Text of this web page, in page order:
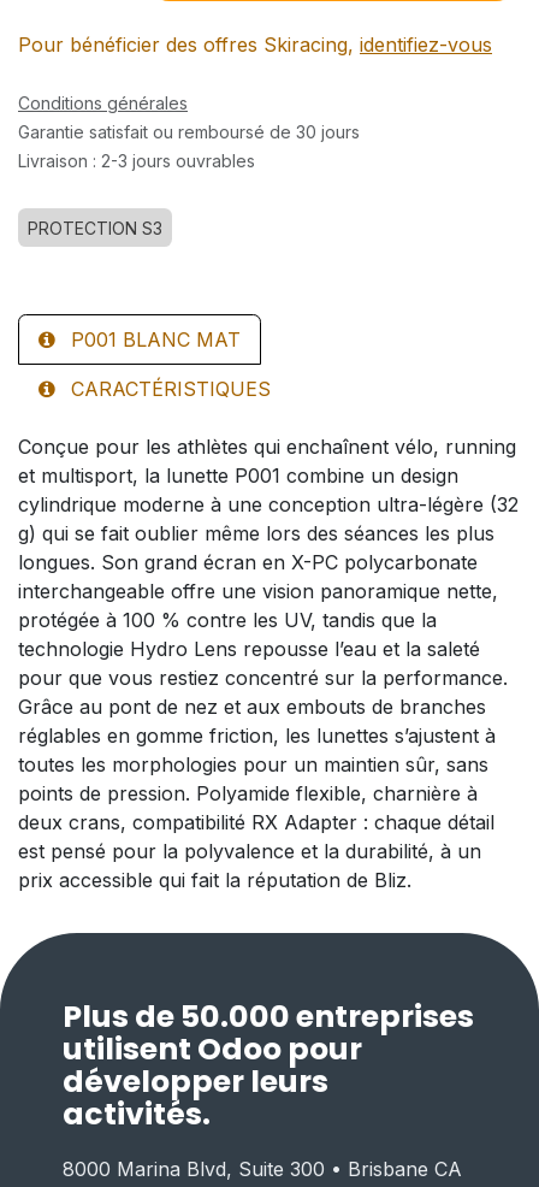
Pour bénéficier des offres Skiracing, identifiez-vous
Conditions générales
Garantie satisfait ou remboursé de 30 jours
Livraison : 2-3 jours ouvrables
PROTECTION S3
P001 BLANC MAT
CARACTÉRISTIQUES
Conçue pour les athlètes qui enchaînent vélo, running
et multisport, la lunette P001 combine un design
cylindrique moderne à une conception ultra-légère (32
g) qui se fait oublier même lors des séances les plus
longues. Son grand écran en X-PC polycarbonate
interchangeable offre une vision panoramique nette,
protégée à 100 % contre les UV, tandis que la
technologie Hydro Lens repousse l’eau et la saleté
pour que vous restiez concentré sur la performance.
Grâce au pont de nez et aux embouts de branches
réglables en gomme friction, les lunettes s’ajustent à
toutes les morphologies pour un maintien sûr, sans
points de pression. Polyamide flexible, charnière à
deux crans, compatibilité RX Adapter : chaque détail
est pensé pour la polyvalence et la durabilité, à un
prix accessible qui fait la réputation de Bliz.
Plus de 50.000 entreprises
utilisent Odoo pour
développer leurs
activités.
8000 Marina Blvd, Suite 300 • Brisbane CA